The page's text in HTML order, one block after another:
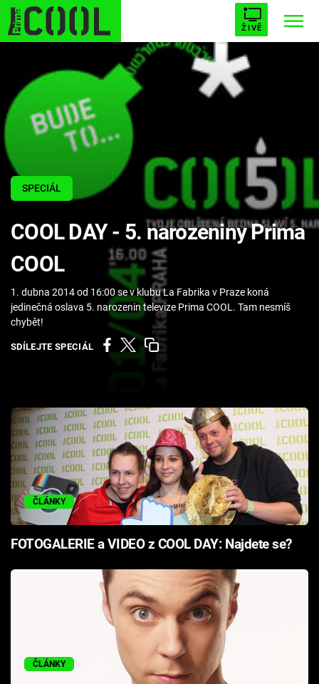
ŽIVĚ
STARHOUSE BUFFY, PŘEMOŽITELKA UPÍRŮ
ESCAPE PLNEJ KOTEL AVENGERS 5
Témata
Filmy
Seriály
Hry
Cool Esport
TV Program
Sledujte prima+
Přihlášení
SPECIÁL
COOL DAY - 5. narozeniny Prima
COOL
1. dubna 2014 od 16:00 se v klubu La Fabrika v Praze koná
jedinečná oslava 5. narozenin televize Prima COOL. Tam nesmíš
chybět!
SDÍLEJTE SPECIÁL
ČLÁNKY
FOTOGALERIE a VIDEO z COOL DAY: Najdete se?
ČLÁNKY